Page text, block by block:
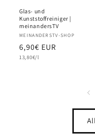
Glas- und
Kunststoffreiniger |
meinandersTV
Anbieter:
MEINANDERSTV-SHOP
Normaler
Preis
6,90€ EUR
Grundpreis
13,80€/l